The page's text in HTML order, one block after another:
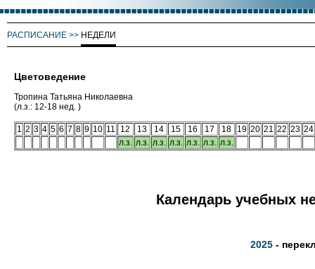
РАСПИСАНИЕ >> НЕДЕЛИ
Цветоведение
Тропина Татьяна Николаевна
(л.з.: 12-18 нед. )
1 2 3 4 5 6 7 8 9 10 11 12 13 14 15 16 17 18 19 20 21 22 23 24
л.з. л.з. л.з. л.з. л.з. л.з. л.з.
Календарь учебных
2025 -